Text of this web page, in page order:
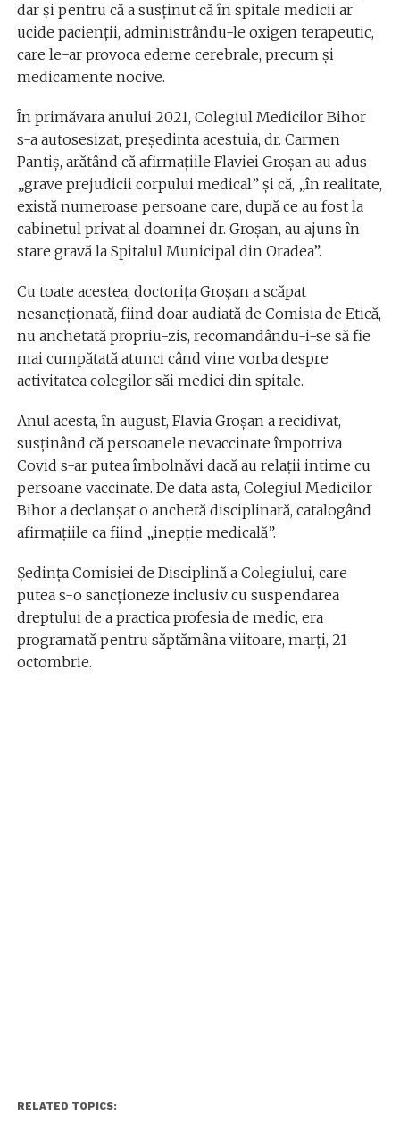
dar și pentru că a susținut că în spitale medicii ar
ucide pacienții, administrându-le oxigen terapeutic,
care le-ar provoca edeme cerebrale, precum și
medicamente nocive.
În primăvara anului 2021, Colegiul Medicilor Bihor
s-a autosesizat, președinta acestuia, dr. Carmen
Pantiș, arătând că afirmațiile Flaviei Groșan au adus
„grave prejudicii corpului medical” și că, „în realitate,
există numeroase persoane care, după ce au fost la
cabinetul privat al doamnei dr. Groşan, au ajuns în
stare gravă la Spitalul Municipal din Oradea”.
Cu toate acestea, doctorița Groșan a scăpat
nesancționată, fiind doar audiată de Comisia de Etică,
nu anchetată propriu-zis, recomandându-i-se să fie
mai cumpătată atunci când vine vorba despre
activitatea colegilor săi medici din spitale.
Anul acesta, în august, Flavia Groșan a recidivat,
susținând că persoanele nevaccinate împotriva
Covid s-ar putea îmbolnăvi dacă au relații intime cu
persoane vaccinate. De data asta, Colegiul Medicilor
Bihor a declanșat o anchetă disciplinară, catalogând
afirmațiile ca fiind „inepție medicală”.
Ședința Comisiei de Disciplină a Colegiului, care
putea s-o sancționeze inclusiv cu suspendarea
dreptului de a practica profesia de medic, era
programată pentru săptămâna viitoare, marți, 21
octombrie.
RELATED TOPICS: